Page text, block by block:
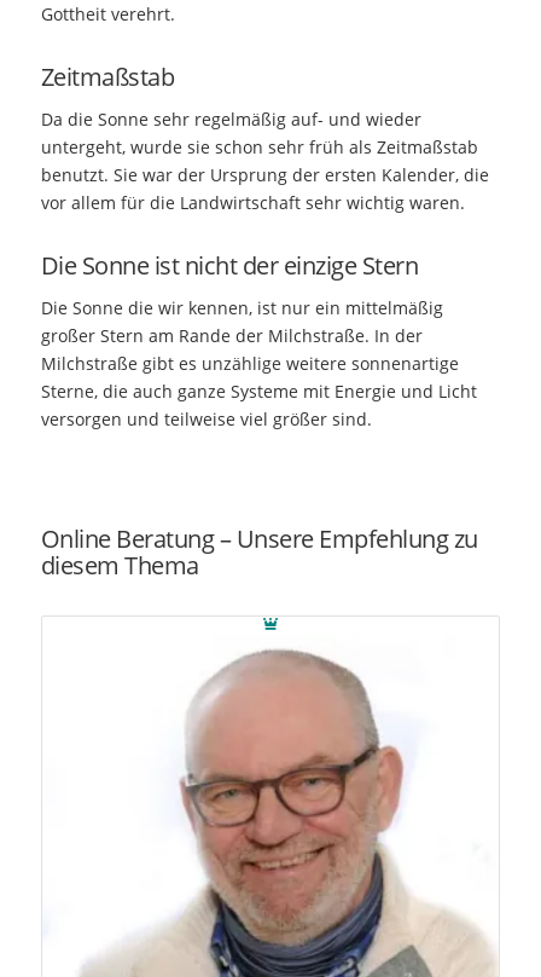
Gottheit verehrt.
Zeitmaßstab
Da die Sonne sehr regelmäßig auf- und wieder
untergeht, wurde sie schon sehr früh als Zeitmaßstab
benutzt. Sie war der Ursprung der ersten Kalender, die
vor allem für die Landwirtschaft sehr wichtig waren.
Die Sonne ist nicht der einzige Stern
Die Sonne die wir kennen, ist nur ein mittelmäßig
großer Stern am Rande der Milchstraße. In der
Milchstraße gibt es unzählige weitere sonnenartige
Sterne, die auch ganze Systeme mit Energie und Licht
versorgen und teilweise viel größer sind.
Online Beratung – Unsere Empfehlung zu
diesem Thema